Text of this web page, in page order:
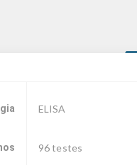
ELISA
96 testes